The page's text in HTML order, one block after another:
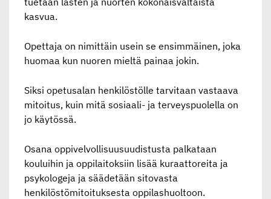
kasvua.
Opettaja on nimittäin usein se ensimmäinen, joka
huomaa kun nuoren mieltä painaa jokin.
Siksi opetusalan henkilöstölle tarvitaan vastaava
mitoitus, kuin mitä sosiaali- ja terveyspuolella on
jo käytössä.
Osana oppivelvollisuusuudistusta palkataan
kouluihin ja oppilaitoksiin lisää kuraattoreita ja
psykologeja ja säädetään sitovasta
henkilöstömitoituksesta oppilashuoltoon.